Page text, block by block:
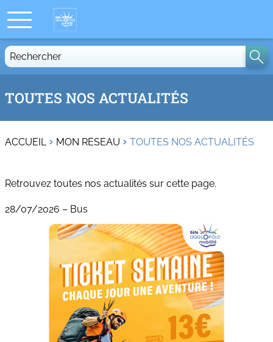
Rechercher
TOUTES NOS ACTUALITÉS
ACCUEIL MON RÉSEAU TOUTES NOS ACTUALITÉS
Retrouvez toutes nos actualités sur cette page.
28/07/2026 – Bus